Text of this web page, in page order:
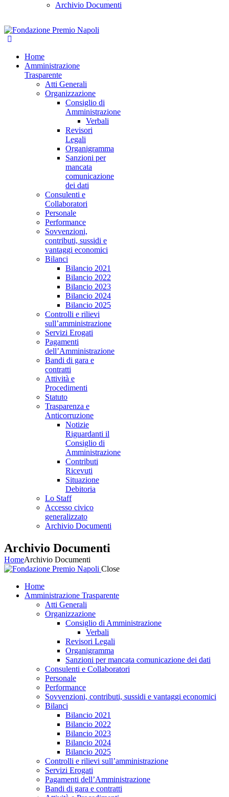
Archivio Documenti
Home
Amministrazione
Trasparente
Atti Generali
Organizzazione
Consiglio di
Amministrazione
Verbali
Revisori
Legali
Organigramma
Sanzioni per
mancata
comunicazione
dei dati
Consulenti e
Collaboratori
Personale
Performance
Sovvenzioni,
contributi, sussidi e
vantaggi economici
Bilanci
Bilancio 2021
Bilancio 2022
Bilancio 2023
Bilancio 2024
Bilancio 2025
Controlli e rilievi
sull’amministrazione
Servizi Erogati
Pagamenti
dell’Amministrazione
Bandi di gara e
contratti
Attività e
Procedimenti
Statuto
Trasparenza e
Anticorruzione
Notizie
Riguardanti il
Consiglio di
Amministrazione
Contributi
Ricevuti
Situazione
Debitoria
Lo Staff
Accesso civico
generalizzato
Archivio Documenti
Archivio Documenti
HomeArchivio Documenti
Close
Home
Amministrazione Trasparente
Atti Generali
Organizzazione
Consiglio di Amministrazione
Verbali
Revisori Legali
Organigramma
Sanzioni per mancata comunicazione dei dati
Consulenti e Collaboratori
Personale
Performance
Sovvenzioni, contributi, sussidi e vantaggi economici
Bilanci
Bilancio 2021
Bilancio 2022
Bilancio 2023
Bilancio 2024
Bilancio 2025
Controlli e rilievi sull’amministrazione
Servizi Erogati
Pagamenti dell’Amministrazione
Bandi di gara e contratti